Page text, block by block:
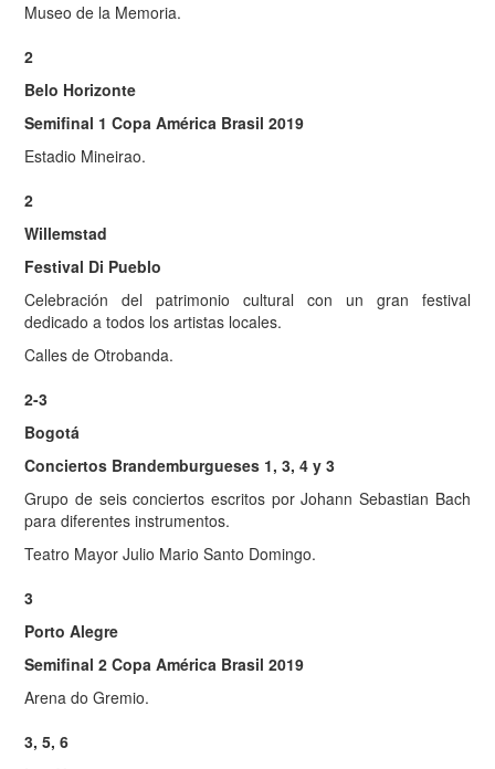
Museo de la Memoria.
2
Belo Horizonte
Semifinal 1 Copa América Brasil 2019
Estadio Mineirao.
2
Willemstad
Festival Di Pueblo
Celebración del patrimonio cultural con un gran festival
dedicado a todos los artistas locales.
Calles de Otrobanda.
2-3
Bogotá
Conciertos Brandemburgueses 1, 3, 4 y 3
Grupo de seis conciertos escritos por Johann Sebastian Bach
para diferentes instrumentos.
Teatro Mayor Julio Mario Santo Domingo.
3
Porto Alegre
Semifinal 2 Copa América Brasil 2019
Arena do Gremio.
3, 5, 6